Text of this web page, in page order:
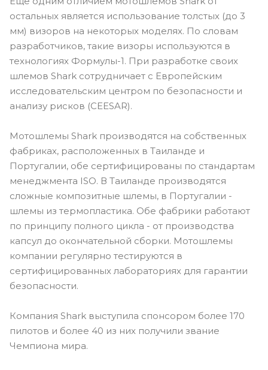
остальных является использование толстых (до 3
мм) визоров на некоторых моделях. По словам
разработчиков, такие визоры используются в
технологиях Формулы-1. При разработке своих
шлемов Shark сотрудничает с Европейским
исследовательским центром по безопасности и
анализу рисков (CEESAR).
Мотошлемы Shark производятся на собственных
фабриках, расположенных в Таиланде и
Португалии, обе сертифицированы по стандартам
менеджмента ISO. В Таиланде производятся
сложные композитные шлемы, в Португалии -
шлемы из термопластика. Обе фабрики работают
по принципу полного цикла - от производства
капсул до окончательной сборки. Мотошлемы
компании регулярно тестируются в
сертифицированных лабораториях для гарантии
безопасности.
Компания Shark выступила спонсором более 170
пилотов и более 40 из них получили звание
Чемпиона мира.